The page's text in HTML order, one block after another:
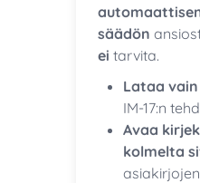
säädön
ei tarvita.
Lataa
IM-17:n
Avaa
kolmelta